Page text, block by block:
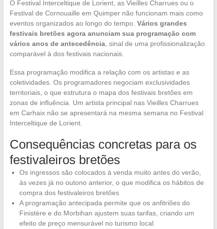
O Festival Interceltique de Lorient, as Vieilles Charrues ou o
Festival de Cornouaille em Quimper não funcionam mais como
eventos organizados ao longo do tempo. Vários grandes
festivais bretões agora anunciam sua programação com
vários anos de antecedência, sinal de uma profissionalização
comparável à dos festivais nacionais.
Essa programação modifica a relação com os artistas e as
coletividades. Os programadores negociam exclusividades
territoriais, o que estrutura o mapa dos festivais bretões em
zonas de influência. Um artista principal nas Vieilles Charrues
em Carhaix não se apresentará na mesma semana no Festival
Interceltique de Lorient.
Consequências concretas para os
festivaleiros bretões
Os ingressos são colocados à venda muito antes do verão,
às vezes já no outono anterior, o que modifica os hábitos de
compra dos festivaleiros bretões
A programação antecipada permite que os anfitriões do
Finistère e do Morbihan ajustem suas tarifas, criando um
efeito de preço mensurável no turismo local